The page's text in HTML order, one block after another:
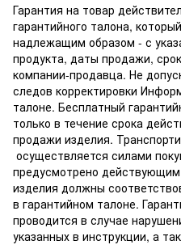
Гарантия на товар
гарантийного талона,
надлежащим образом - с
продукта, даты продажи,
компании-продавца. Не
следов корректировки
талоне. Бесплатный
только в течение срока
продажи изделия.
осуществляется силами
предусмотрено
изделия должны
в гарантийном талоне.
проводится в случае
указанных в инструкции, а